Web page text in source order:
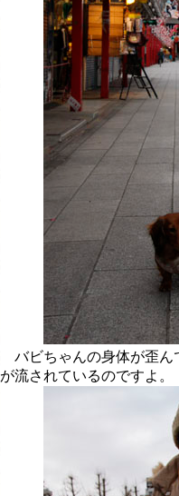
バビちゃんの身体が歪ん
が流されているのですよ。